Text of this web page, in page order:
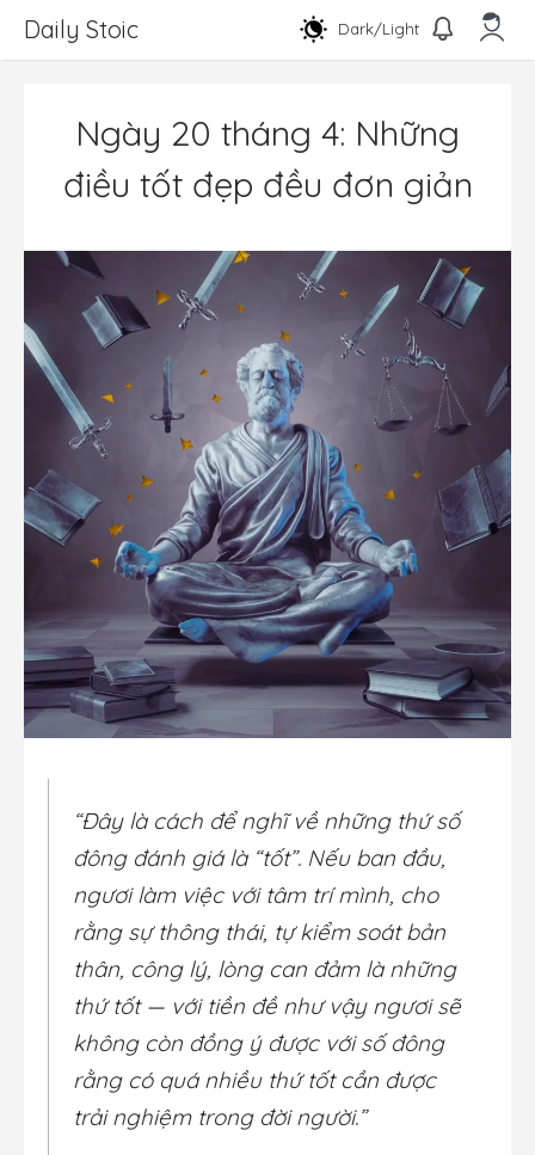
đến
Daily Stoic Dark/Light
Ngày 20 tháng 4: Những
điều tốt đẹp đều đơn giản
“Đây là cách để nghĩ về những thứ số
đông đánh giá là “tốt”. Nếu ban đầu,
ngươi làm việc với tâm trí mình, cho
rằng sự thông thái, tự kiểm soát bản
thân, công lý, lòng can đảm là những
thứ tốt — với tiền đề như vậy ngươi sẽ
không còn đồng ý được với số đông
rằng có quá nhiều thứ tốt cần được
trải nghiệm trong đời người.”